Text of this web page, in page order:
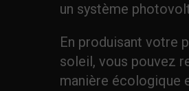
un système
En produisant votre
soleil, vous pouvez
manière écologique